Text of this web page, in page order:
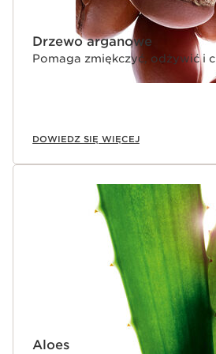
Drzewo arganowe
Pomaga zmiękczyć, odżywić i
DOWIEDZ SIĘ WIĘCEJ
Aloes